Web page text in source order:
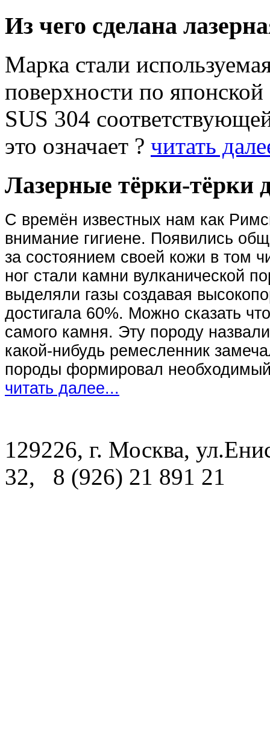
Из чего сделана
Марка стали
поверхности по
SUS 304
это означает ? читать
Лазерные тёрки-тёрки
С времён известных нам как
внимание гигиене. Появились
за состоянием своей кожи в том
ног стали камни вулканической
выделяли газы создавая
достигала 60%. Можно сказать
самого камня. Эту породу
какой-нибудь ремесленник
породы формировал
читать далее...
129226, г. Москва,
32, 8 (926) 21 891 21